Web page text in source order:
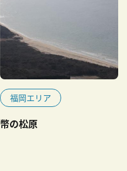
福岡エリア
幣の松原